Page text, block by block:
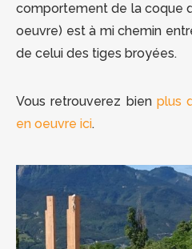
comportement de la coque
oeuvre) est à mi chemin
de celui des tiges broyées.
Vous retrouverez bien plus
en oeuvre ici.